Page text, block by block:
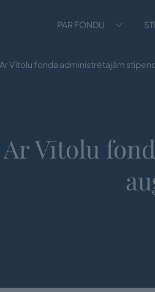
PAR FONDU
Ar Vītolu fonda administrētajām
Ar Vītolu